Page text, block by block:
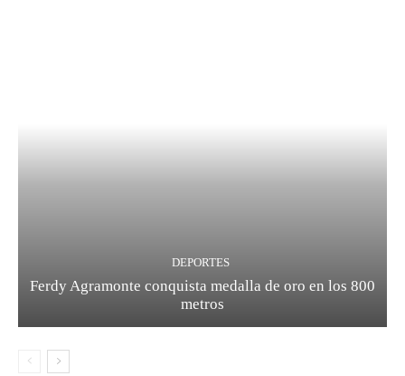
DEPORTES
Ferdy Agramonte conquista medalla de oro en los 800
metros